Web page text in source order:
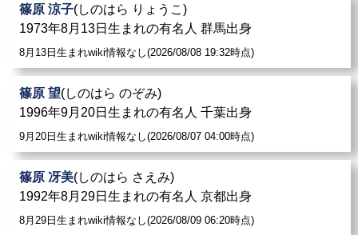
篠原 涼子(しのはら りょうこ)
1973年8月13日生まれの有名人 群馬出身
8月13日生まれwiki情報なし(2026/08/08 19:32時点)
篠原 望(しのはら のぞみ)
1996年9月20日生まれの有名人 千葉出身
9月20日生まれwiki情報なし(2026/08/07 04:00時点)
篠原 冴美(しのはら さえみ)
1992年8月29日生まれの有名人 京都出身
8月29日生まれwiki情報なし(2026/08/09 06:20時点)